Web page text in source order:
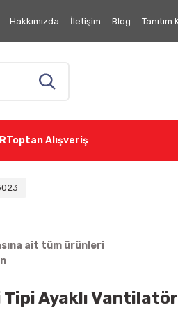
Hakkımızda İletişim Blog Tanıtım
Toptan Alışveriş
ait tüm ürünleri
Ayaklı